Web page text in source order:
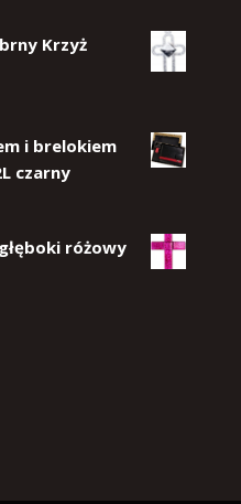
Krzyż
i brelokiem
czarny
różowy